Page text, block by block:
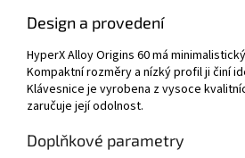
Design a provedení
HyperX Alloy Origins 60 má
Kompaktní rozměry a nízký profil ji činí
Klávesnice je vyrobena z vysoce
zaručuje její odolnost.
Doplňkové parametry